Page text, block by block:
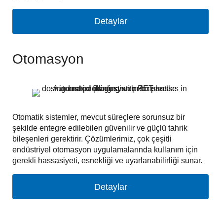
Detaylar
Otomasyon
Otomatik sistemler, mevcut süreçlere sorunsuz bir
şekilde entegre edilebilen güvenilir ve güçlü tahrik
bileşenleri gerektirir. Çözümlerimiz, çok çeşitli
endüstriyel otomasyon uygulamalarında kullanım için
gerekli hassasiyeti, esnekliği ve uyarlanabilirliği sunar.
Detaylar